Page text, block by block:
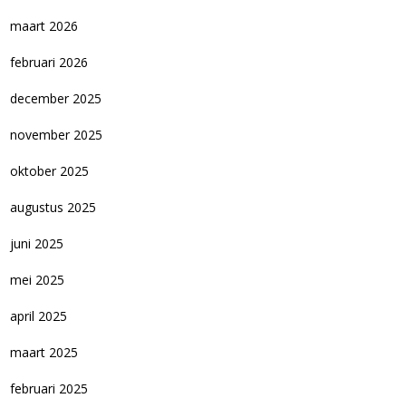
maart 2026
februari 2026
december 2025
november 2025
oktober 2025
augustus 2025
juni 2025
mei 2025
april 2025
maart 2025
februari 2025